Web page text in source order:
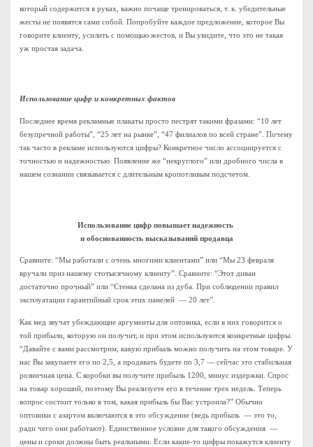
который содержится в руках, важно почаще тренироваться, т. к. убедительные
жесты не появятся сами собой. Попробуйте каждое предложение, которое Вы
говорите клиенту, усилить с помощью жестов, и Вы увидите, что это не такая
уж простая задача.
Использование цифр и конкретных фактов
Последнее время рекламные плакаты просто пестрят такими фразами: “10 лет
безупречной работы”, “25 лет на рынке”, “47 филиалов по всей стране”. Почему
так часто в рекламе используются цифры? Конкретное число ассоциируется с
точностью и надежностью. Появление же “некруглого” или дробного числа в
нашем сознании связывается с длительным кропотливым подсчетом.
Использование цифр повышает надежность
и обоснованность высказываний продавца
Сравните: “Мы работали с очень многими клиентами” или “Мы 23 февраля
вручали приз нашему стотысячному клиенту”. Сравните: “Этот диван
достаточно прочный” или “Стенка сделана из дуба. При соблюдении правил
эксплуатации гарантийный срок этих панелей — 20 лет”.
Как мед звучат убеждающие аргументы для оптовика, если в них говорится о
той прибыли, которую он получит, и при этом используются конкретные цифры.
“Давайте с вами рассмотрим, какую прибыль можно получить на этом товаре. У
нас Вы закупаете его по 2,5, а продавать будете по 3,7 — сейчас это стабильная
розничная цена. С коробки вы получите прибыль 1200, минус издержки. Спрос
на товар хороший, поэтому Вы реализуете его в течение трех недель. Теперь
вопрос состоит только в том, какая прибыль бы Вас устроила?” Обычно
оптовики с азартом включаются в это обсуждение (ведь прибыль — это то,
ради чего они работают). Единственное условие для такого обсуждения —
цены и сроки должны быть реальными. Если какие-то цифры покажутся клиенту